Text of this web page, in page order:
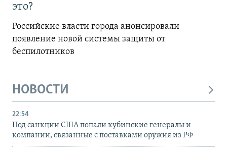
это?
Российские власти города анонсировали
появление новой системы защиты от
беспилотников
НОВОСТИ
22:54
Под санкции США попали кубинские генералы и
компании, связанные с поставками оружия из РФ